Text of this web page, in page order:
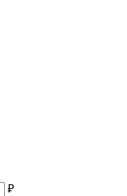
₽